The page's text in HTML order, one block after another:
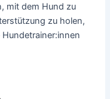
mit dem Hund zu
zu holen,